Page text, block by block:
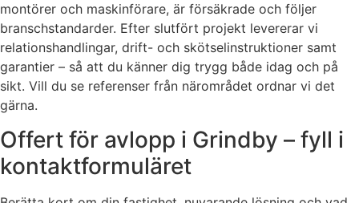
montörer och maskinförare, är försäkrade och följer
branschstandarder. Efter slutfört projekt levererar vi
relationshandlingar, drift- och skötselinstruktioner samt
garantier – så att du känner dig trygg både idag och på
sikt. Vill du se referenser från närområdet ordnar vi det
gärna.
Offert för avlopp i Grindby – fyll i
kontaktformuläret